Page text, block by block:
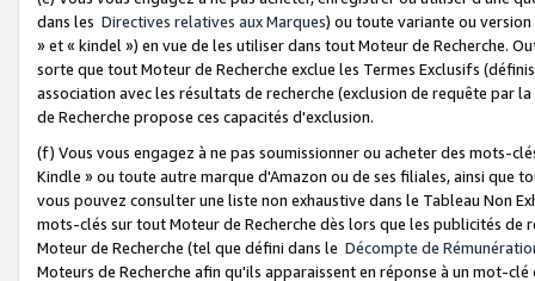
dans les Directives relatives aux Marques) ou toute variante ou
» et « kindel ») en vue de les utiliser dans tout Moteur de Recherche.
sorte que tout Moteur de Recherche exclue les Termes Exclusifs
association avec les résultats de recherche (exclusion de requête
de Recherche propose ces capacités d'exclusion.
(f) Vous vous engagez à ne pas soumissionner ou acheter des mots-
Kindle » ou toute autre marque d'Amazon ou de ses filiales, ainsi que
vous pouvez consulter une liste non exhaustive dans le Tableau Non
mots-clés sur tout Moteur de Recherche dès lors que les publicités de
Moteur de Recherche (tel que défini dans le Décompte de
Moteurs de Recherche afin qu'ils apparaissent en réponse à un mot-